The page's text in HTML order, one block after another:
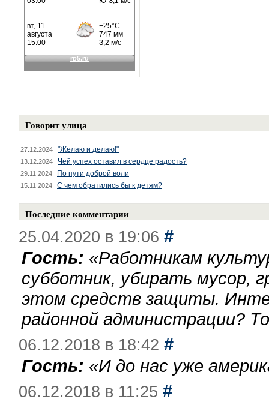
Говорит улица
27.12.2024 "Желаю и делаю!"
13.12.2024 Чей успех оставил в сердце радость?
29.11.2024 По пути доброй воли
15.11.2024 С чем обратились бы к детям?
Последние комментарии
25.04.2020 в 19:06 #
Гость: «Работникам
субботник, убирать мусор,
этом средств защиты.
районной администрации?
06.12.2018 в 18:42 #
Гость: «И до нас уже
06.12.2018 в 11:25 #